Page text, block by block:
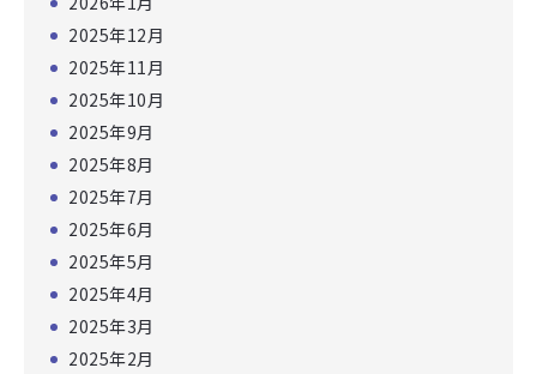
2025年12月
2025年11月
2025年10月
2025年9月
2025年8月
2025年7月
2025年6月
2025年5月
2025年4月
2025年3月
2025年2月